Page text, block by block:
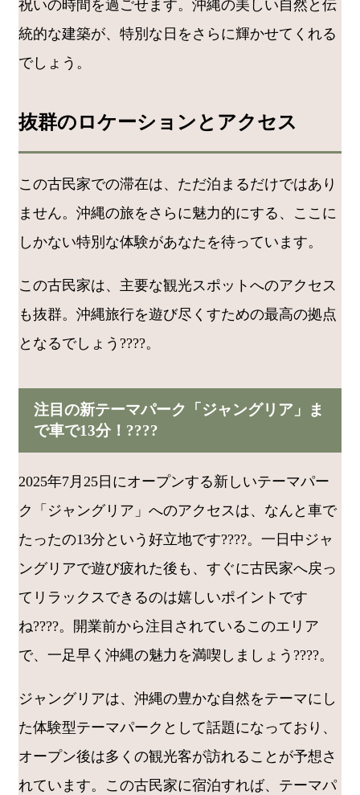
祝いの時間を過ごせます。沖縄の美しい自然と伝
統的な建築が、特別な日をさらに輝かせてくれる
でしょう。
抜群のロケーションとアクセス
この古民家での滞在は、ただ泊まるだけではあり
ません。沖縄の旅をさらに魅力的にする、ここに
しかない特別な体験があなたを待っています。
この古民家は、主要な観光スポットへのアクセス
も抜群。沖縄旅行を遊び尽くすための最高の拠点
となるでしょう????️。
注目の新テーマパーク「ジャングリア」ま
で車で13分！????
2025年7月25日にオープンする新しいテーマパー
ク「ジャングリア」へのアクセスは、なんと車で
たったの13分という好立地です????。一日中ジャ
ングリアで遊び疲れた後も、すぐに古民家へ戻っ
てリラックスできるのは嬉しいポイントです
ね????。開業前から注目されているこのエリア
で、一足早く沖縄の魅力を満喫しましょう????。
ジャングリアは、沖縄の豊かな自然をテーマにし
た体験型テーマパークとして話題になっており、
オープン後は多くの観光客が訪れることが予想さ
れています。この古民家に宿泊すれば、テーマパ